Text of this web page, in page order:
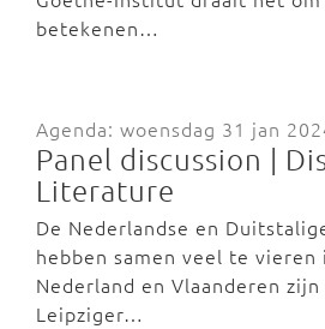
betekenen…
Agenda: woensdag 31 jan
Panel discussion |
Literature
De Nederlandse en
hebben samen veel te vieren
Nederland en Vlaanderen
Leipziger…